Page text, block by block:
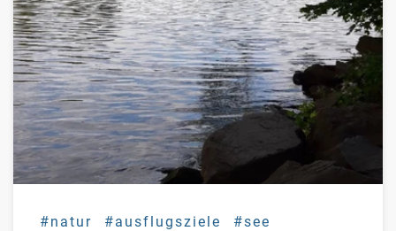
#natur #ausflugsziele #see